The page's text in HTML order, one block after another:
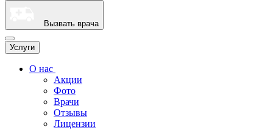
Вызвать врача
Услуги
О нас
Акции
Фото
Врачи
Отзывы
Лицензии